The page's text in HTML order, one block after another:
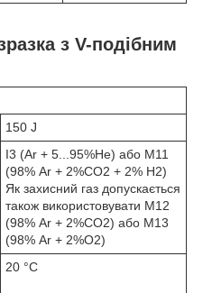
з V-подібним
150 J
I3 (Ar + 5...95%He) або М11
(98% Ar + 2%CO2 + 2% H2)
Як захисний газ допускається
також використовувати М12
(98% Ar + 2%CO2) або М13
(98% Ar + 2%O2)
20 °C